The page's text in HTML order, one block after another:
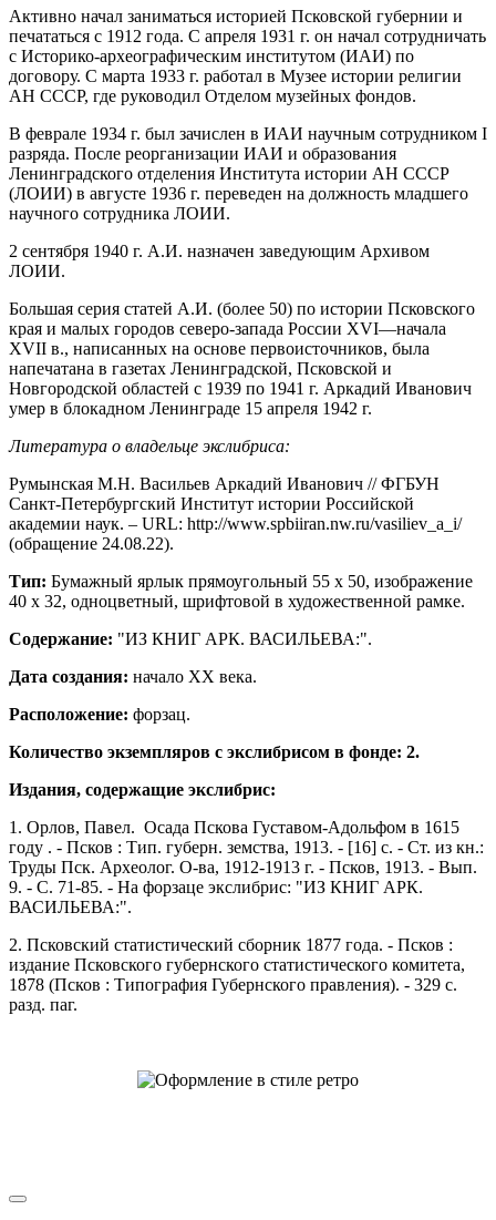
Активно начал заниматься историей Псковской губернии и
печататься с 1912 года. С апреля 1931 г. он начал сотрудничать
с Историко-археографическим институтом (ИАИ) по
договору. С марта 1933 г. работал в Музее истории религии
АН СССР, где руководил Отделом музейных фондов.
В феврале 1934 г. был зачислен в ИАИ научным сотрудником I
разряда. После реорганизации ИАИ и образования
Ленинградского отделения Института истории АН СССР
(ЛОИИ) в августе 1936 г. переведен на должность младшего
научного сотрудника ЛОИИ.
2 сентября 1940 г. А.И. назначен заведующим Архивом
ЛОИИ.
Большая серия статей А.И. (более 50) по истории Псковского
края и малых городов северо-запада России XVI—начала
XVII в., написанных на основе первоисточников, была
напечатана в газетах Ленинградской, Псковской и
Новгородской областей с 1939 по 1941 г. Аркадий Иванович
умер в блокадном Ленинграде 15 апреля 1942 г.
Литература о владельце экслибриса:
Румынская М.Н. Васильев Аркадий Иванович // ФГБУН
Санкт-Петербургский Институт истории Российской
академии наук. – URL: http://www.spbiiran.nw.ru/vasiliev_a_i/
(обращение 24.08.22).
Тип: Бумажный ярлык прямоугольный 55 х 50, изображение
40 х 32, одноцветный, шрифтовой в художественной рамке.
Содержание: "ИЗ КНИГ АРК. ВАСИЛЬЕВА:".
Дата создания: начало ХХ века.
Расположение: форзац.
Количество экземпляров с экслибрисом в фонде: 2.
Издания, содержащие экслибрис:
1. Орлов, Павел. Осада Пскова Густавом-Адольфом в 1615
году . - Псков : Тип. губерн. земства, 1913. - [16] с. - Ст. из кн.:
Труды Пск. Археолог. О-ва, 1912-1913 г. - Псков, 1913. - Вып.
9. - С. 71-85. - На форзаце экслибрис: "ИЗ КНИГ АРК.
ВАСИЛЬЕВА:".
2. Псковский статистический сборник 1877 года. - Псков :
издание Псковского губернского статистического комитета,
1878 (Псков : Типография Губернского правления). - 329 с.
разд. паг.